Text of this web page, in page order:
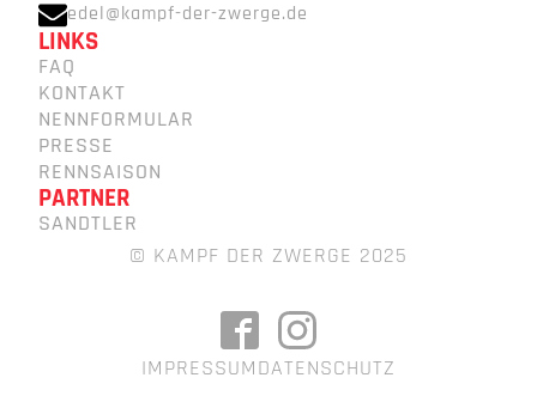
edel@kampf-der-zwerge.de
LINKS
FAQ
KONTAKT
NENNFORMULAR
PRESSE
RENNSAISON
PARTNER
SANDTLER
© KAMPF DER ZWERGE 2025
IMPRESSUMDATENSCHUTZ